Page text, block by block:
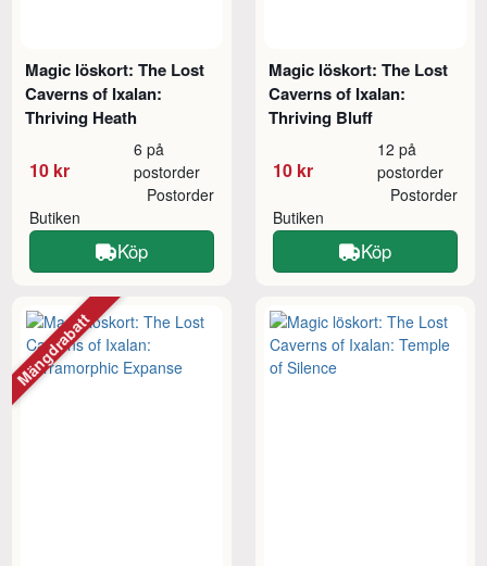
Magic löskort: The Lost
Caverns of Ixalan:
Thriving Heath
10 kr
6 på
postorder
Butiken
Postorder
Köp
Magic löskort: The Lost
Caverns of Ixalan:
Thriving Bluff
10 kr
12 på
postorder
Butiken
Postorder
Köp
Mängdrabatt